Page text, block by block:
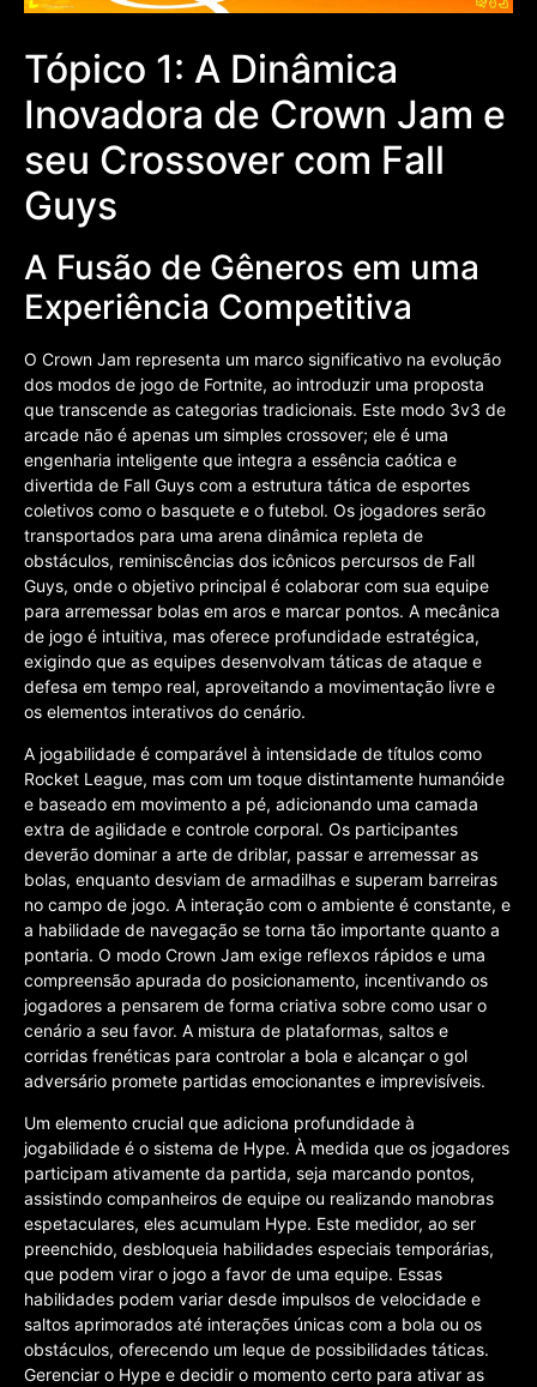
Tópico 1: A Dinâmica
Inovadora de Crown Jam e
seu Crossover com Fall
Guys
A Fusão de Gêneros em uma
Experiência Competitiva
O Crown Jam representa um marco significativo na evolução
dos modos de jogo de Fortnite, ao introduzir uma proposta
que transcende as categorias tradicionais. Este modo 3v3 de
arcade não é apenas um simples crossover; ele é uma
engenharia inteligente que integra a essência caótica e
divertida de Fall Guys com a estrutura tática de esportes
coletivos como o basquete e o futebol. Os jogadores serão
transportados para uma arena dinâmica repleta de
obstáculos, reminiscências dos icônicos percursos de Fall
Guys, onde o objetivo principal é colaborar com sua equipe
para arremessar bolas em aros e marcar pontos. A mecânica
de jogo é intuitiva, mas oferece profundidade estratégica,
exigindo que as equipes desenvolvam táticas de ataque e
defesa em tempo real, aproveitando a movimentação livre e
os elementos interativos do cenário.
A jogabilidade é comparável à intensidade de títulos como
Rocket League, mas com um toque distintamente humanóide
e baseado em movimento a pé, adicionando uma camada
extra de agilidade e controle corporal. Os participantes
deverão dominar a arte de driblar, passar e arremessar as
bolas, enquanto desviam de armadilhas e superam barreiras
no campo de jogo. A interação com o ambiente é constante, e
a habilidade de navegação se torna tão importante quanto a
pontaria. O modo Crown Jam exige reflexos rápidos e uma
compreensão apurada do posicionamento, incentivando os
jogadores a pensarem de forma criativa sobre como usar o
cenário a seu favor. A mistura de plataformas, saltos e
corridas frenéticas para controlar a bola e alcançar o gol
adversário promete partidas emocionantes e imprevisíveis.
Um elemento crucial que adiciona profundidade à
jogabilidade é o sistema de Hype. À medida que os jogadores
participam ativamente da partida, seja marcando pontos,
assistindo companheiros de equipe ou realizando manobras
espetaculares, eles acumulam Hype. Este medidor, ao ser
preenchido, desbloqueia habilidades especiais temporárias,
que podem virar o jogo a favor de uma equipe. Essas
habilidades podem variar desde impulsos de velocidade e
saltos aprimorados até interações únicas com a bola ou os
obstáculos, oferecendo um leque de possibilidades táticas.
Gerenciar o Hype e decidir o momento certo para ativar as